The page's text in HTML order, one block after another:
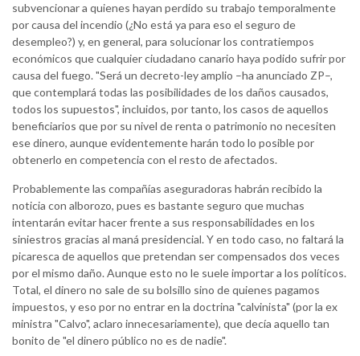
subvencionar a quienes hayan perdido su trabajo temporalmente
por causa del incendio (¿No está ya para eso el seguro de
desempleo?) y, en general, para solucionar los contratiempos
económicos que cualquier ciudadano canario haya podido sufrir por
causa del fuego. "Será un decreto-ley amplio –ha anunciado ZP–,
que contemplará todas las posibilidades de los daños causados,
todos los supuestos", incluidos, por tanto, los casos de aquellos
beneficiarios que por su nivel de renta o patrimonio no necesiten
ese dinero, aunque evidentemente harán todo lo posible por
obtenerlo en competencia con el resto de afectados.
Probablemente las compañías aseguradoras habrán recibido la
noticia con alborozo, pues es bastante seguro que muchas
intentarán evitar hacer frente a sus responsabilidades en los
siniestros gracias al maná presidencial. Y en todo caso, no faltará la
picaresca de aquellos que pretendan ser compensados dos veces
por el mismo daño. Aunque esto no le suele importar a los políticos.
Total, el dinero no sale de su bolsillo sino de quienes pagamos
impuestos, y eso por no entrar en la doctrina "calvinista" (por la ex
ministra "Calvo", aclaro innecesariamente), que decía aquello tan
bonito de "el dinero público no es de nadie".